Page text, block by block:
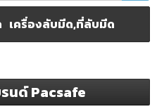
เครื่องลับมีด,ที่ลับมีด
นด์ Pacsafe